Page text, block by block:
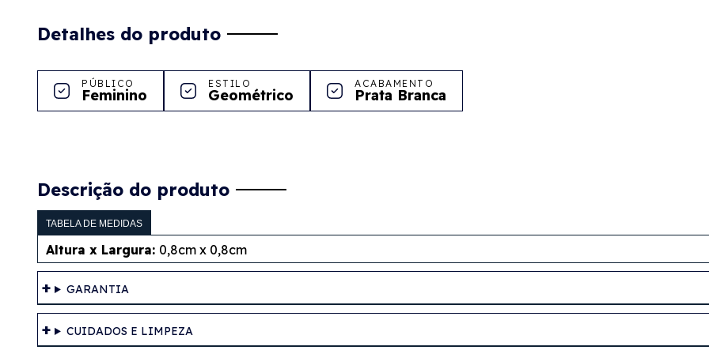
Detalhes do produto
PÚBLICO
Feminino
ESTILO
Geométrico
ACABAMENTO
Prata Branca
Descrição do produto
TABELA DE MEDIDAS
Altura x Largura: 0,8cm x 0,8cm
GARANTIA
CUIDADOS E LIMPEZA